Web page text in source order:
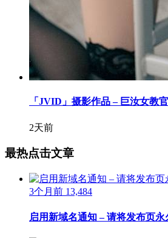
「JVID」摄影作品 – 巨汝女教
2天前
最热点击文章
3个月前 13,484
启用新域名通知 – 请将发布页